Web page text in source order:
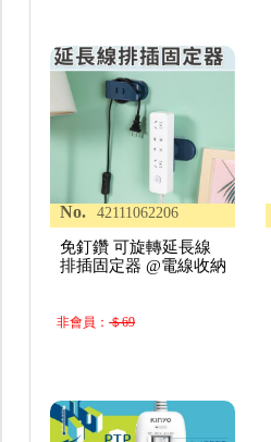
No. 42111062206
免釘鑽 可旋轉延長線
排插固定器 @電線收納
非會員：＄69